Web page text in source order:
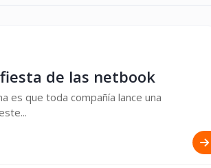
Portátil
Móviles
Robótica
Salud
de las netbook
es que toda compañía lance una